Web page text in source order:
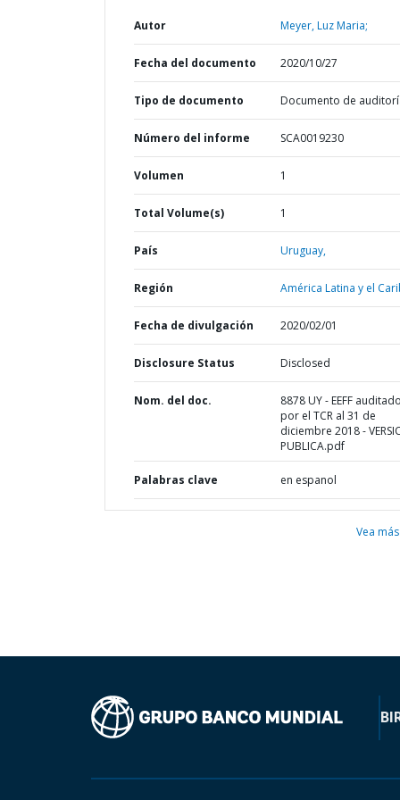
Autor Meyer, Luz Maria;
Fecha del documento 2020/10/27
Tipo de documento Documento de
Número del informe SCA0019230
Volumen 1
Total Volume(s) 1
País Uruguay,
Región América Latina y el
Fecha de divulgación 2020/02/01
Disclosure Status Disclosed
Nom. del doc.
8878 UY - EEFF
por el TCR al 31 de
diciembre 2018 -
PUBLICA.pdf
Palabras clave en espanol
Vea más